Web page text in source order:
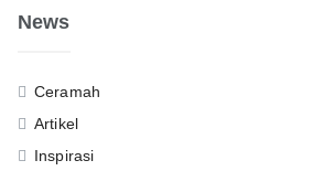
News
Ceramah
Artikel
Inspirasi